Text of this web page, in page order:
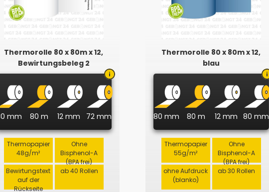
Thermorolle 80 x 80m x 12,
Bewirtungsbeleg 2
mm 80 m 12 mm 72 mm
Thermopapier
48g/m²
Ohne
Bisphenol-A
(BPA frei)
Bewirtungstext
auf der
Rückseite
ab 40 Rollen
Thermorolle 80 x 80m x 12,
blau
80 mm 80 m 12 mm 80 mm
Thermopapier
55g/m²
Ohne
Bisphenol-A
(BPA frei)
ohne Aufdruck
(blanko)
ab 30 Rollen